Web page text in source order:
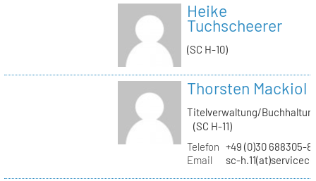
Heike
Tuchscheerer
(SC H-10)
Thorsten Mackiol
Titelverwaltung/
(SC H-11)
Telefon +49 (0)30 688305-
Email
sc-